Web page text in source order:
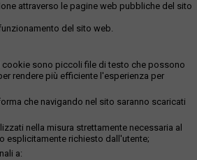
attraverso le pagine web pubbliche del sito
del sito web.
cookie sono piccoli file di testo che possono
rendere più efficiente l'esperienza per
che navigando nel sito saranno scaricati
nella misura strettamente necessaria al
esplicitamente richiesto dall'utente;
a: